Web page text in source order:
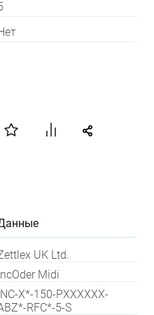
UK Ltd.
Midi
X*-150-PXXXXXX-
RFC*-5-S